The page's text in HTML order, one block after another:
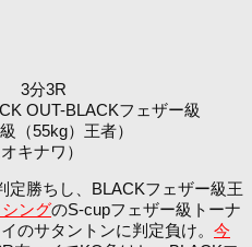
3分3R
OUT-BLACKフェザー級
（55kg）王者）
キナワ）
定勝ちし、BLACKフェザー級王
ングのS-cupフェザー級トーナ
のサタントンに判定負け。 今